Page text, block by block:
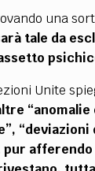
una
tale da
Unite
“deviazioni